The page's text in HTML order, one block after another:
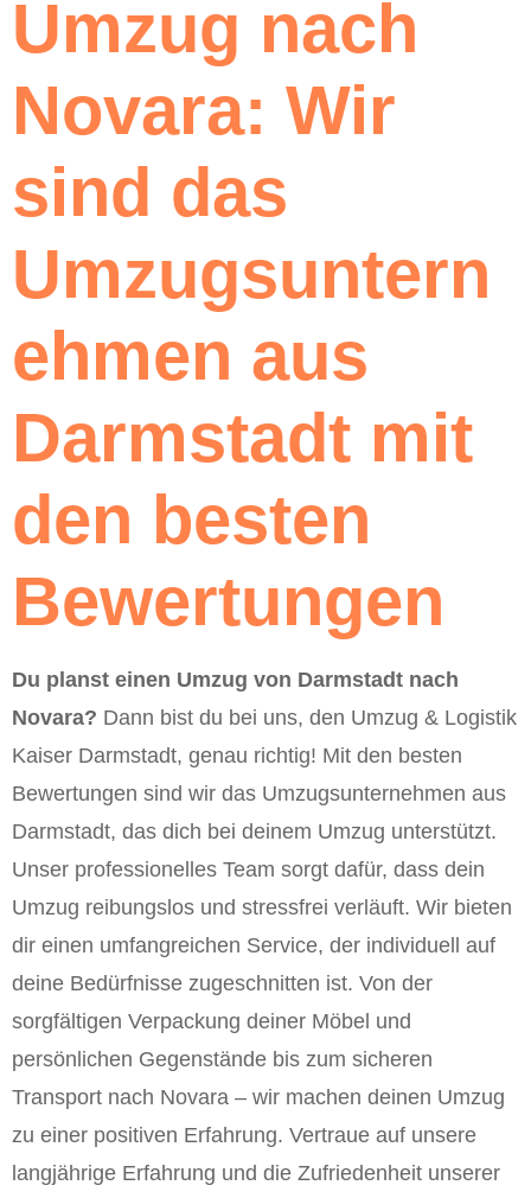
Umzug nach
Novara: Wir
sind das
Umzugsuntern
ehmen aus
Darmstadt mit
den besten
Bewertungen
Du planst einen Umzug von Darmstadt nach
Novara? Dann bist du bei uns, den Umzug & Logistik
Kaiser Darmstadt, genau richtig! Mit den besten
Bewertungen sind wir das Umzugsunternehmen aus
Darmstadt, das dich bei deinem Umzug unterstützt.
Unser professionelles Team sorgt dafür, dass dein
Umzug reibungslos und stressfrei verläuft. Wir bieten
dir einen umfangreichen Service, der individuell auf
deine Bedürfnisse zugeschnitten ist. Von der
sorgfältigen Verpackung deiner Möbel und
persönlichen Gegenstände bis zum sicheren
Transport nach Novara – wir machen deinen Umzug
zu einer positiven Erfahrung. Vertraue auf unsere
langjährige Erfahrung und die Zufriedenheit unserer